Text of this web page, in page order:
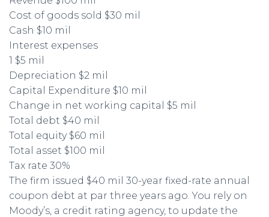
Cost of goods sold $30 mil
Cash $10 mil
Interest expenses
1 $5 mil
Depreciation $2 mil
Capital Expenditure $10 mil
Change in net working capital $5 mil
Total debt $40 mil
Total equity $60 mil
Total asset $100 mil
Tax rate 30%
The firm issued $40 mil 30-year fixed-rate annual
coupon debt at par three years ago. You rely on
Moody’s, a credit rating agency, to update the